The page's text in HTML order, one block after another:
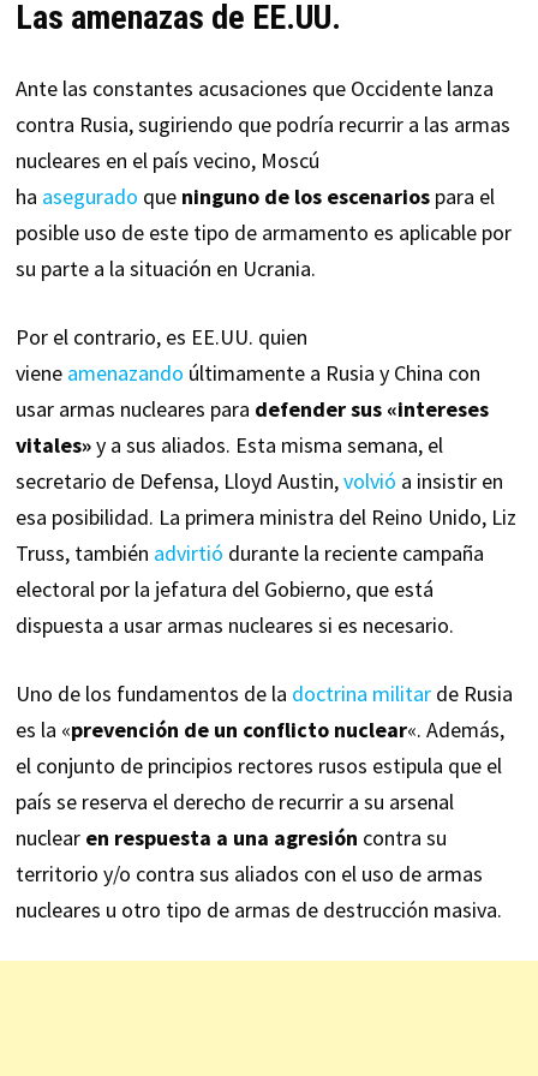
Las amenazas de EE.UU.
Ante las constantes acusaciones que Occidente lanza
contra Rusia, sugiriendo que podría recurrir a las armas
nucleares en el país vecino, Moscú
ha asegurado que ninguno de los escenariospara el
posible uso de este tipo de armamento es aplicable por
su parte a la situación en Ucrania.
Por el contrario, es EE.UU. quien
viene amenazando últimamente a Rusia y China con
usar armas nucleares para defender sus «intereses
vitales»y a sus aliados. Esta misma semana, el
secretario de Defensa, Lloyd Austin,volvió a insistir en
esa posibilidad. La primera ministra del Reino Unido, Liz
Truss, también advirtió durante la reciente campaña
electoral por la jefatura del Gobierno, que está
dispuesta a usar armas nucleares si es necesario.
Uno de los fundamentos de la doctrina militarde Rusia
es la «prevención de un conflicto nuclear«. Además,
el conjunto de principios rectores rusos estipula que el
país se reserva el derecho de recurrir a su arsenal
nuclear en respuesta a una agresión contra su
territorio y/o contra sus aliados con el uso de armas
nucleares u otro tipo de armas de destrucción masiva.